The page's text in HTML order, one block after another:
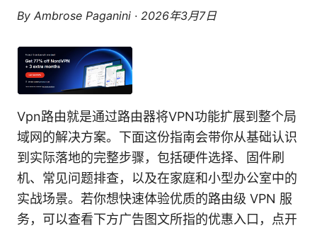
By Ambrose Paganini · 2026年3月7日
Vpn路由就是通过路由器将VPN功能扩展到整个局
域网的解决方案。下面这份指南会带你从基础认识
到实际落地的完整步骤，包括硬件选择、固件刷
机、常见问题排查，以及在家庭和小型办公室中的
实战场景。若你想快速体验优质的路由级 VPN 服
务，可以查看下方广告图文所指的优惠入口，点开